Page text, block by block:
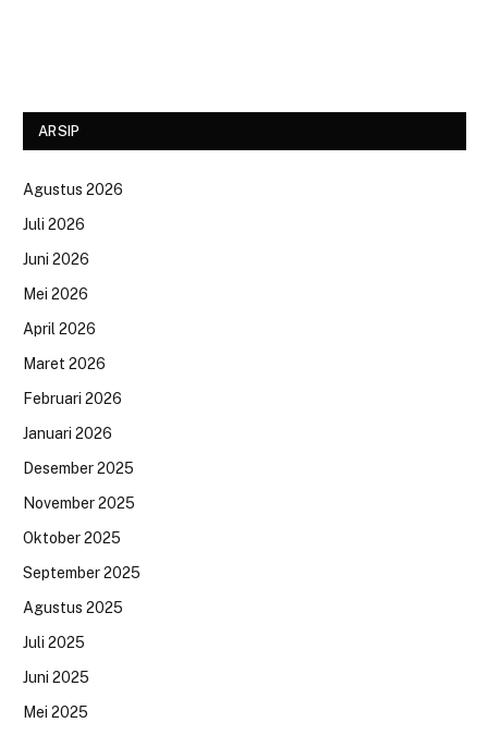
ARSIP
Agustus 2026
Juli 2026
Juni 2026
Mei 2026
April 2026
Maret 2026
Februari 2026
Januari 2026
Desember 2025
November 2025
Oktober 2025
September 2025
Agustus 2025
Juli 2025
Juni 2025
Mei 2025